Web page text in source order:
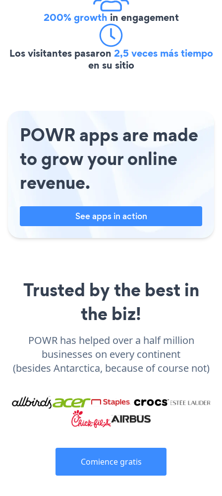
200% growth in engagement
Los visitantes pasaron 2,5 veces más tiempo
en su sitio
POWR apps are made
to grow your online
revenue.
See apps in action
Trusted by the best in
the biz!
POWR has helped over a half million
businesses on every continent
(besides Antarctica, because of course not)
Comience gratis